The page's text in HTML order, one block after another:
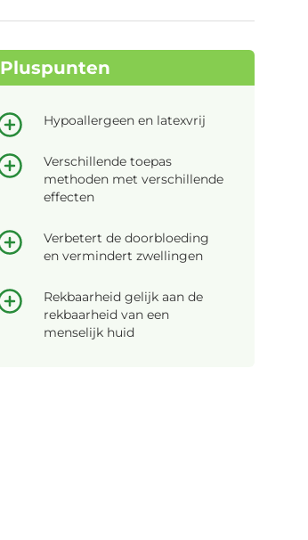
Pluspunten
Hypoallergeen en latexvrij
Verschillende toepas
methoden met verschillende
effecten
Verbetert de doorbloeding
en vermindert zwellingen
Rekbaarheid gelijk aan de
rekbaarheid van een
menselijk huid